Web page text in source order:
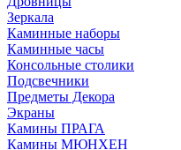
Зеркала
Каминные наборы
Каминные часы
Консольные столики
Подсвечники
Предметы Декора
Экраны
Камины ПРАГА
Камины МЮНХЕН